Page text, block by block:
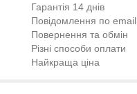
Гарантія 14 днів
Повідомлення по email
Повернення та обмін
Різні способи оплати
Найкраща ціна